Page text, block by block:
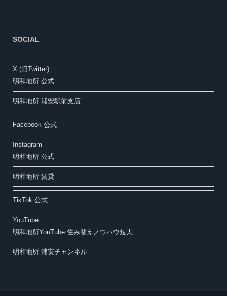
SOCIAL
X (旧Twitter)
明和地所 公式
明和地所 浦安駅前支店
Facebook 公式
Instagram
明和地所 公式
明和地所 賃貸
TikTok 公式
YouTube
明和地所YouTube 住み替えノウハウ短大
明和地所 浦安チャンネル